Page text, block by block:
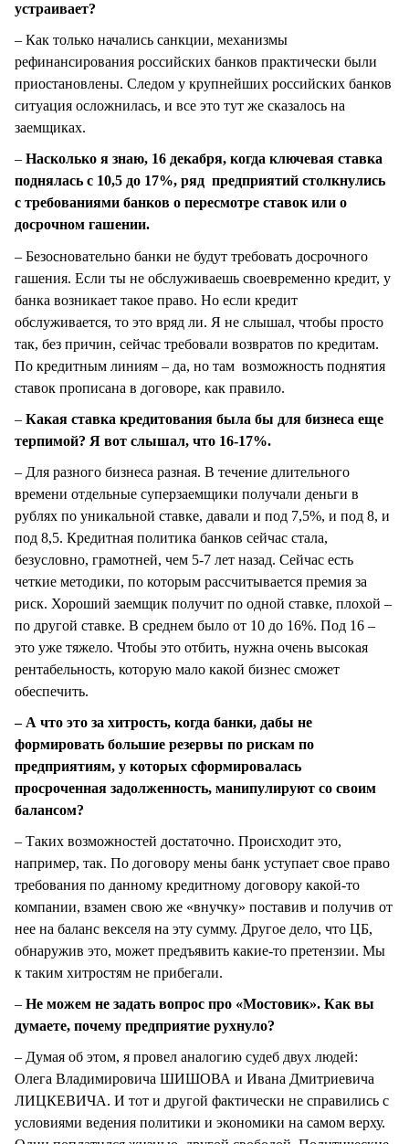
устраивает?
– Как только начались санкции, механизмы
рефинансирования российских банков практически были
приостановлены. Следом у крупнейших российских банков
ситуация осложнилась, и все это тут же сказалось на
заемщиках.
– Насколько я знаю, 16 декабря, когда ключевая ставка
поднялась с 10,5 до 17%, ряд предприятий столкнулись
с требованиями банков о пересмотре ставок или о
досрочном гашении.
– Безосновательно банки не будут требовать досрочного
гашения. Если ты не обслуживаешь своевременно кредит, у
банка возникает такое право. Но если кредит
обслуживается, то это вряд ли. Я не слышал, чтобы просто
так, без причин, сейчас требовали возвратов по кредитам.
По кредитным линиям – да, но там возможность поднятия
ставок прописана в договоре, как правило.
– Какая ставка кредитования была бы для бизнеса еще
терпимой? Я вот слышал, что 16-17%.
– Для разного бизнеса разная. В течение длительного
времени отдельные суперзаемщики получали деньги в
рублях по уникальной ставке, давали и под 7,5%, и под 8, и
под 8,5. Кредитная политика банков сейчас стала,
безусловно, грамотней, чем 5-7 лет назад. Сейчас есть
четкие методики, по которым рассчитывается премия за
риск. Хороший заемщик получит по одной ставке, плохой –
по другой ставке. В среднем было от 10 до 16%. Под 16 –
это уже тяжело. Чтобы это отбить, нужна очень высокая
рентабельность, которую мало какой бизнес сможет
обеспечить.
– А что это за хитрость, когда банки, дабы не
формировать большие резервы по рискам по
предприятиям, у которых сформировалась
просроченная задолженность, манипулируют со своим
балансом?
– Таких возможностей достаточно. Происходит это,
например, так. По договору мены банк уступает свое право
требования по данному кредитному договору какой-то
компании, взамен свою же «внучку» поставив и получив от
нее на баланс векселя на эту сумму. Другое дело, что ЦБ,
обнаружив это, может предъявить какие-то претензии. Мы
к таким хитростям не прибегали.
– Не можем не задать вопрос про «Мостовик». Как вы
думаете, почему предприятие рухнуло?
– Думая об этом, я провел аналогию судеб двух людей:
Олега Владимировича ШИШОВА и Ивана Дмитриевича
ЛИЦКЕВИЧА. И тот и другой фактически не справились с
условиями ведения политики и экономики на самом верху.